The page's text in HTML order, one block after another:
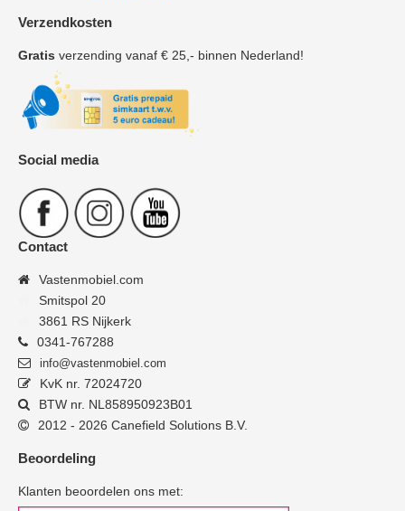
Verzendkosten
Gratis verzending vanaf € 25,- binnen Nederland!
Social media
Contact
Vastenmobiel.com
Smitspol 20
3861 RS Nijkerk
0341-767288
info@vastenmobiel.com
KvK nr. 72024720
BTW nr. NL858950923B01
2012 - 2026 Canefield Solutions B.V.
Beoordeling
Klanten beoordelen ons met: